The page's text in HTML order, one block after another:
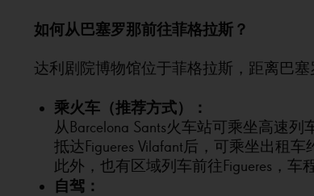
如何从巴塞罗那前往菲格拉斯？
达利剧院博物馆位于菲格拉斯，距离巴
乘火车（推荐方式）：
从Barcelona Sants火车站可乘坐高速列
抵达Figueres Vilafant后，可乘坐出租
此外，也有区域列车前往Figueres，车
自驾：